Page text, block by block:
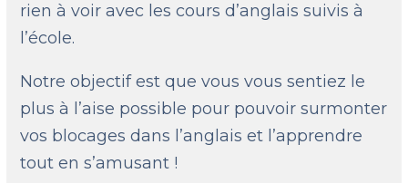
rien à voir avec les cours d’anglais suivis à
l’école.
Notre objectif est que vous vous sentiez le
plus à l’aise possible pour pouvoir surmonter
vos blocages dans l’anglais et l’apprendre
tout en s’amusant !